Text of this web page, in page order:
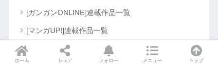
[ガンガンONLINE]連載作品一覧
[マンガUP!]連載作品一覧
未分類
ホーム シェア フォロー メニュー トップ